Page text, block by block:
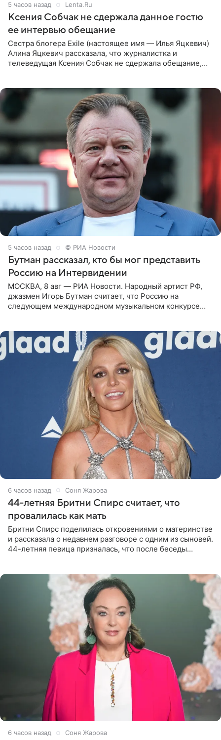
5 часов назад Lenta.Ru
Ксения Собчак не сдержала данное гостю
ее интервью обещание
Сестра блогера Exile (настоящее имя — Илья Яцкевич)
Алина Яцкевич рассказала, что журналистка и
телеведущая Ксения Собчак не сдержала обещание,
5 часов назад © РИА Новости
Бутман рассказал, кто бы мог представить
Россию на Интервидении
МОСКВА, 8 авг — РИА Новости. Народный артист РФ,
джазмен Игорь Бутман считает, что Россию на
следующем международном музыкальном конкурсе
6 часов назад Соня Жарова
44-летняя Бритни Спирс считает, что
провалилась как мать
Бритни Спирс поделилась откровениями о материнстве
и рассказала о недавнем разговоре с одним из сыновей.
44-летняя певица призналась, что после беседы
6 часов назад Соня Жарова